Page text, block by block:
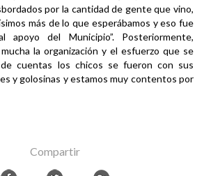
por la cantidad de gente que vino,
más de lo que esperábamos y eso fue
apoyo del Municipio”. Posteriormente,
la organización y el esfuerzo que se
cuentas los chicos se fueron con sus
y golosinas y estamos muy contentos por
Compartir